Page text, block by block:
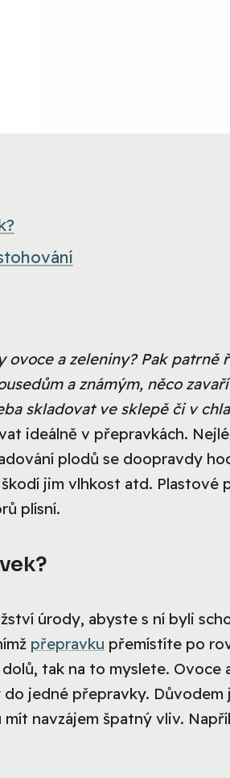
ovoce a zeleniny? Pak patrně
a známým, něco
skladovat ve sklepě či v
ideálně v přepravkách.
plodů se doopravdy
jim vlhkost atd. Plastové
plísní.
úrody, abyste s ní byli
přepravku přemístíte po
tak na to myslete. Ovoce
jedné přepravky. Důvodem
navzájem špatný vliv.